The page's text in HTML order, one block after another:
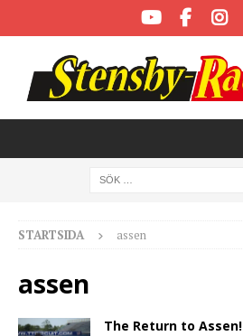
STARTSIDA assen
assen
The Return to Assen!